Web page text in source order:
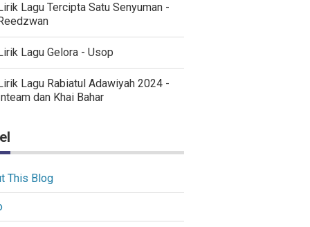
Lagu Tercipta Satu Senyuman -
Lagu Gelora - Usop
Lagu Rabiatul Adawiyah 2024 -
dan Khai Bahar
This Blog